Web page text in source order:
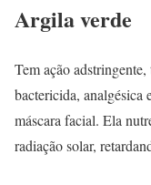
Argila verde
Tem ação
bactericida, analgésica
máscara facial. Ela
radiação solar,